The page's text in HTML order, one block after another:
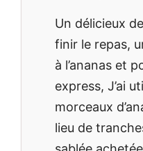
Un délicieux
finir le repas,
à l’ananas et
express, J’ai
morceaux
lieu de